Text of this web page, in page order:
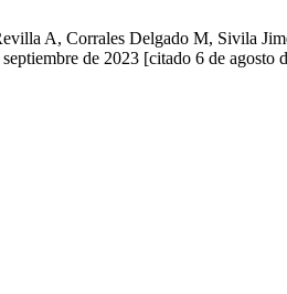
A, Corrales Delgado M, Sivila
de 2023 [citado 6 de